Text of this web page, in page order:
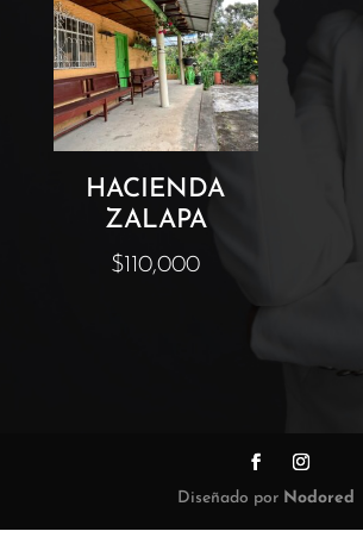
HACIENDA
ZALAPA
$110,000
Diseñado por Nodored